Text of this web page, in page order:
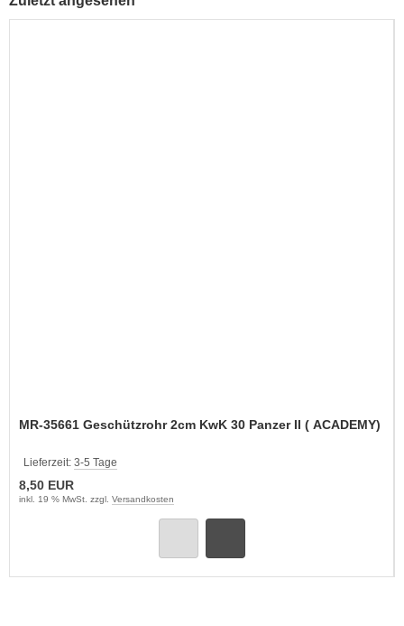
MR-35661 Geschützrohr 2cm KwK 30 Panzer II ( ACADEMY)
Lieferzeit: 3-5 Tage
8,50 EUR
inkl. 19 % MwSt. zzgl. Versandkosten